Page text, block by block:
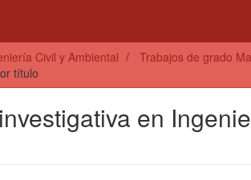
Civil y Ambiental
Trabajos de grado
título
en